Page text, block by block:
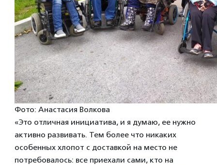
Фото: Анастасия Волкова
«Это отличная инициатива, и я думаю, ее нужно
активно развивать. Тем более что никаких
особенных хлопот с доставкой на место не
потребовалось: все приехали сами, кто на